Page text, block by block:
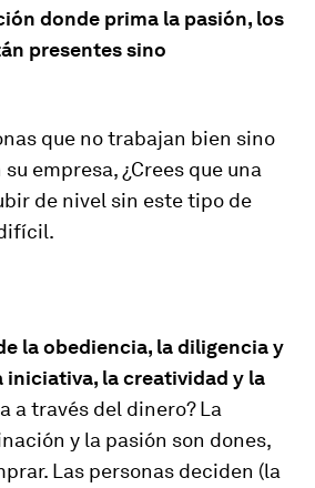
donde prima la pasión, los
presentes sino
que no trabajan bien sino
empresa, ¿Crees que una
de nivel sin este tipo de
la obediencia, la diligencia y
iniciativa, la creatividad y la
a través del dinero? La
y la pasión son dones,
Las personas deciden (la